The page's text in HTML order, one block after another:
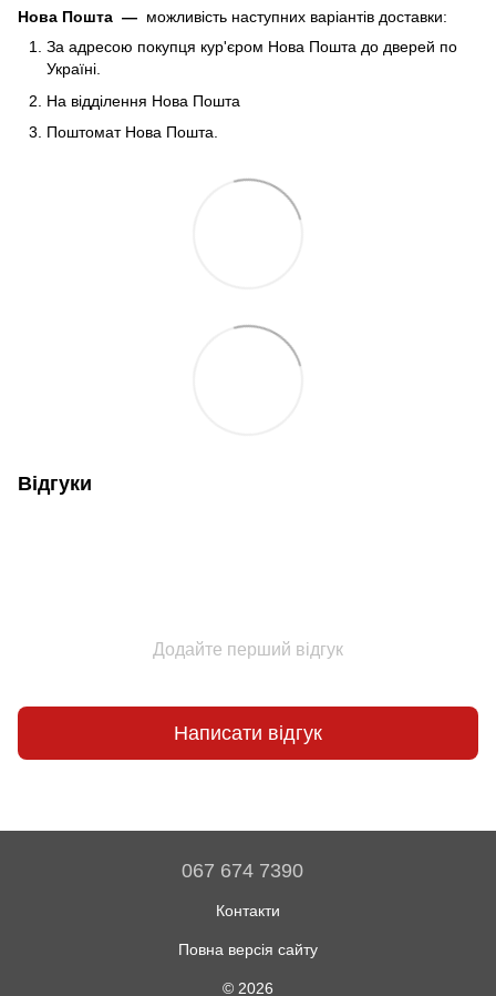
Нова Пошта — можливість наступних варіантів доставки:
За адресою покупця кур'єром Нова Пошта до дверей по
Україні.
На відділення Нова Пошта
Поштомат Нова Пошта.
Відгуки
Додайте перший відгук
Написати відгук
067 674 7390
Контакти
Повна версія сайту
© 2026